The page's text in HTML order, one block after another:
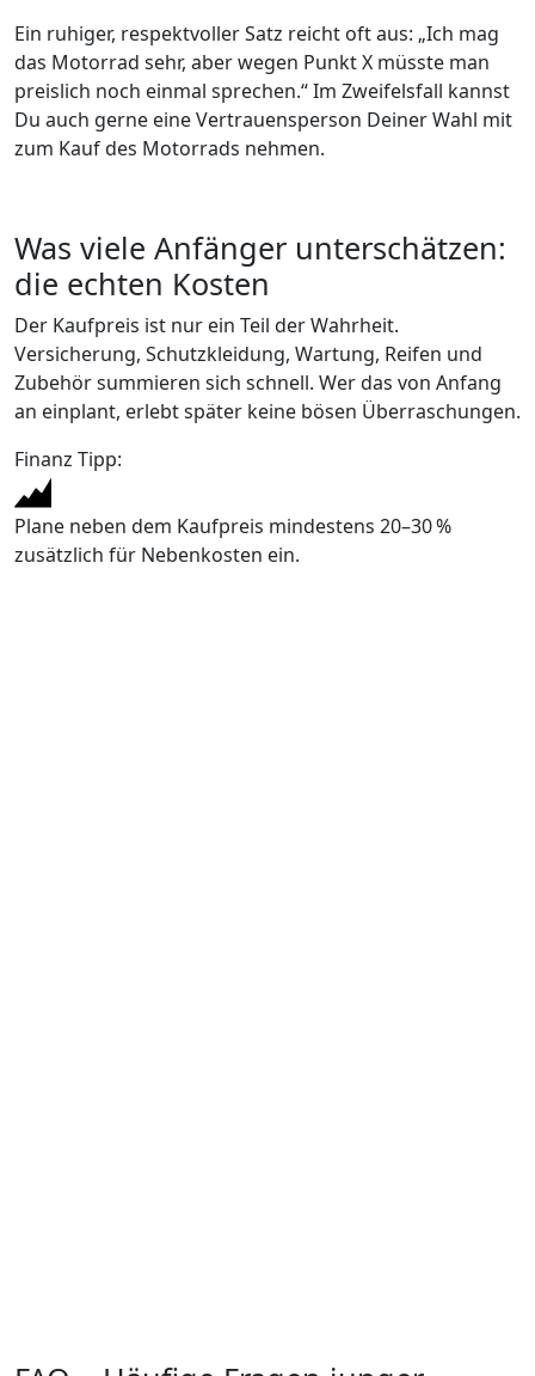
Ein ruhiger, respektvoller Satz reicht oft aus: „Ich mag
das Motorrad sehr, aber wegen Punkt X müsste man
preislich noch einmal sprechen.“ Im Zweifelsfall kannst
Du auch gerne eine Vertrauensperson Deiner Wahl mit
zum Kauf des Motorrads nehmen.
Was viele Anfänger unterschätzen:
die echten Kosten
Der Kaufpreis ist nur ein Teil der Wahrheit.
Versicherung, Schutzkleidung, Wartung, Reifen und
Zubehör summieren sich schnell. Wer das von Anfang
an einplant, erlebt später keine bösen Überraschungen.
Finanz Tipp:
Plane neben dem Kaufpreis mindestens 20–30 %
zusätzlich für Nebenkosten ein.